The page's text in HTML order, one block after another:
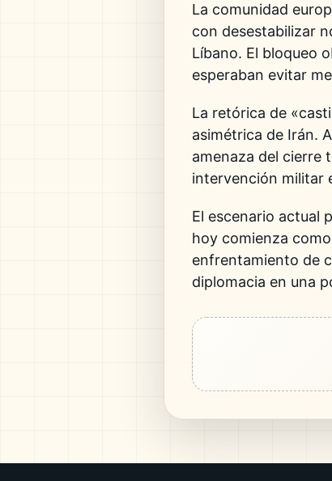
La comunidad
con desestabilizar
Líbano. El bloqueo
esperaban evitar
La retórica de
asimétrica de Irán.
amenaza del cierre
intervención militar
El escenario actual
hoy comienza
enfrentamiento de
diplomacia en una